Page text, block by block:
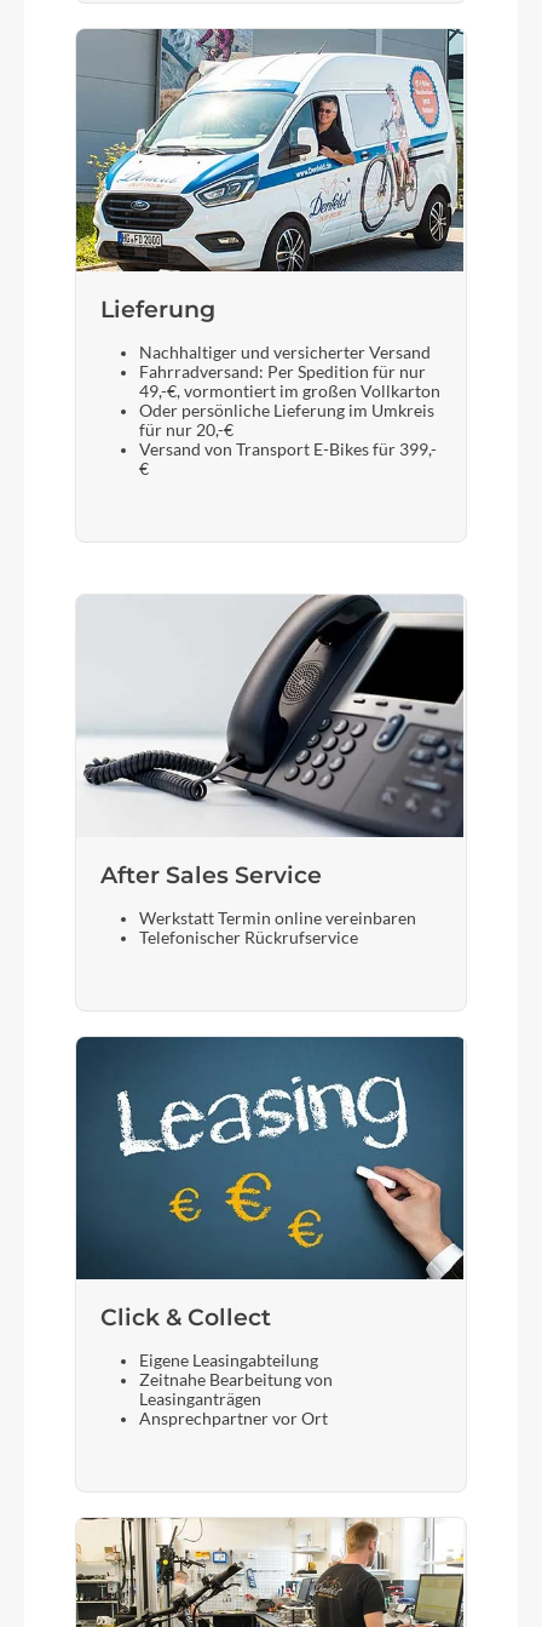
Lieferung
Nachhaltiger und versicherter Versand
Fahrradversand: Per Spedition für nur
49,-€, vormontiert im großen Vollkarton
Oder persönliche Lieferung im Umkreis
für nur 20,-€
Versand von Transport E-Bikes für 399,-
€
After Sales Service
Werkstatt Termin online vereinbaren
Telefonischer Rückrufservice
Click & Collect
Eigene Leasingabteilung
Zeitnahe Bearbeitung von
Leasinganträgen
Ansprechpartner vor Ort